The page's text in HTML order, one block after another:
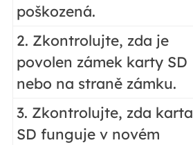
poškozená.
2. Zkontrolujte, zda je
povolen zámek karty SD
nebo na straně zámku.
3. Zkontrolujte, zda karta
SD funguje v novém